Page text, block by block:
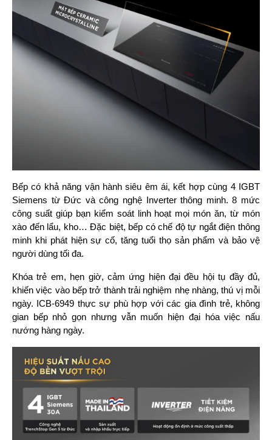
Bếp có khả năng vận hành siêu êm ái, kết hợp cùng 4 IGBT
Siemens từ Đức và công nghệ Inverter thông minh. 8 mức
công suất giúp bạn kiểm soát linh hoạt mọi món ăn, từ món
xào đến lẩu, kho… Đặc biệt, bếp có chế độ tự ngắt điện thông
minh khi phát hiện sự cố, tăng tuổi thọ sản phẩm và bảo vệ
người dùng tối đa.
Khóa trẻ em, hẹn giờ, cảm ứng hiện đại đều hội tụ đầy đủ,
khiến việc vào bếp trở thành trải nghiệm nhẹ nhàng, thú vị mỗi
ngày. ICB-6949 thực sự phù hợp với các gia đình trẻ, không
gian bếp nhỏ gọn nhưng vẫn muốn hiện đại hóa việc nấu
nướng hàng ngày.